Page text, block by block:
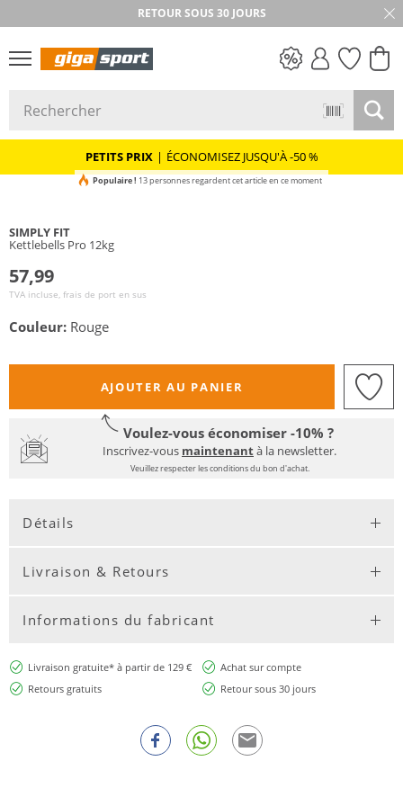
RETOUR SOUS 30 JOURS
PETITS PRIX | ÉCONOMISEZ JUSQU'À -50 %
Populaire ! 13 personnes regardent cet article en ce moment
SIMPLY FIT
Kettlebells Pro 12kg
57,99
TVA incluse, frais de port en sus
Couleur: Rouge
AJOUTER AU PANIER
Voulez-vous économiser -10% ?
Inscrivez-vous maintenantà la newsletter.
Veuillez respecter les conditions du bon d'achat.
Détails
Livraison & Retours
Informations du fabricant
Livraison gratuite* à partir de 129 €
Achat sur compte
Retours gratuits
Retour sous 30 jours